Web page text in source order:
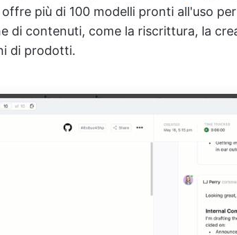
più di 100 modelli pronti all'uso
di contenuti, come la riscrittura, la
di prodotti.